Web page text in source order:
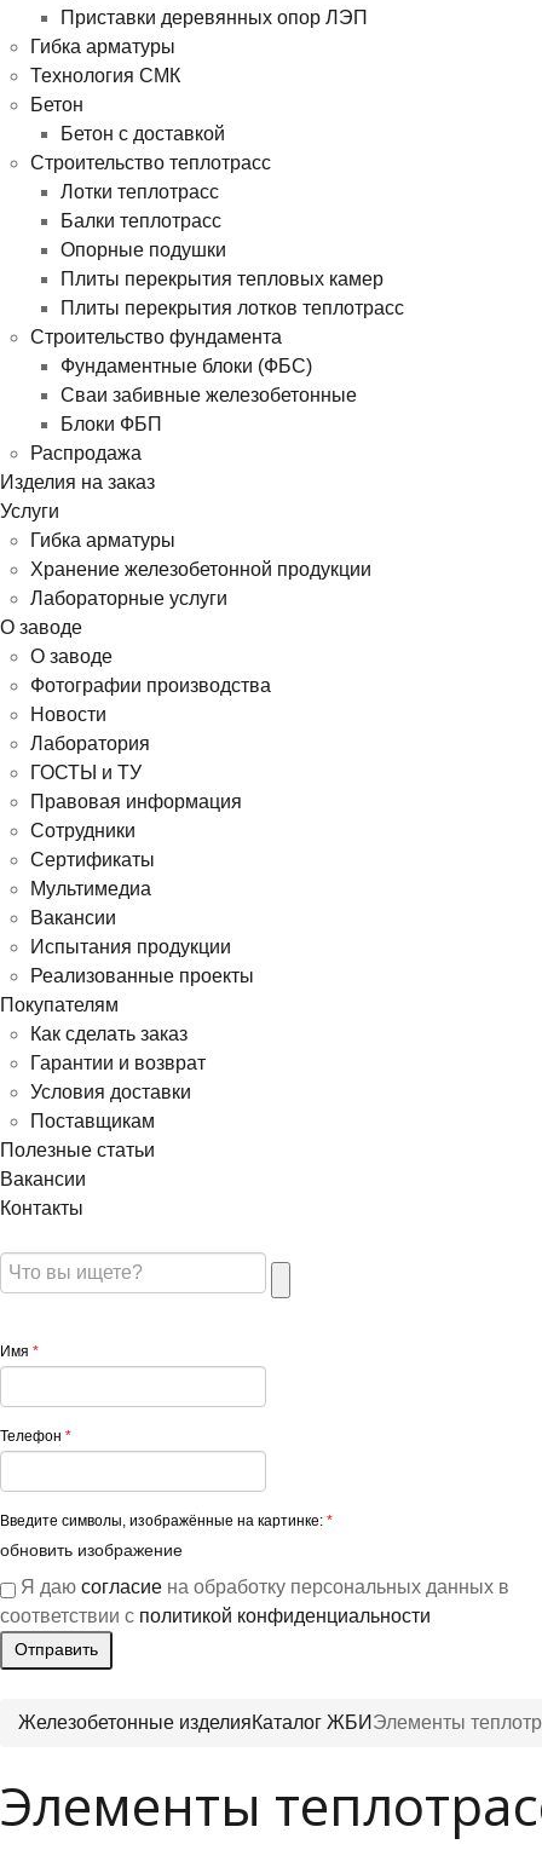
Приставки деревянных опор ЛЭП
Гибка арматуры
Технология СМК
Бетон
Бетон с доставкой
Строительство теплотрасс
Лотки теплотрасс
Балки теплотрасс
Опорные подушки
Плиты перекрытия тепловых камер
Плиты перекрытия лотков теплотрасс
Строительство фундамента
Фундаментные блоки (ФБС)
Сваи забивные железобетонные
Блоки ФБП
Распродажа
Изделия на заказ
Услуги
Гибка арматуры
Хранение железобетонной продукции
Лабораторные услуги
О заводе
О заводе
Фотографии производства
Новости
Лаборатория
ГОСТЫ и ТУ
Правовая информация
Сотрудники
Сертификаты
Мультимедиа
Вакансии
Испытания продукции
Реализованные проекты
Покупателям
Как сделать заказ
Гарантии и возврат
Условия доставки
Поставщикам
Полезные статьи
Вакансии
Контакты
Имя *
Телефон *
Введите символы, изображённые на картинке: *
обновить изображение
Я даю согласие на обработку персональных данных в
соответствии с политикой конфиденциальности
Железобетонные изделияКаталог ЖБИ Элементы
Элементы